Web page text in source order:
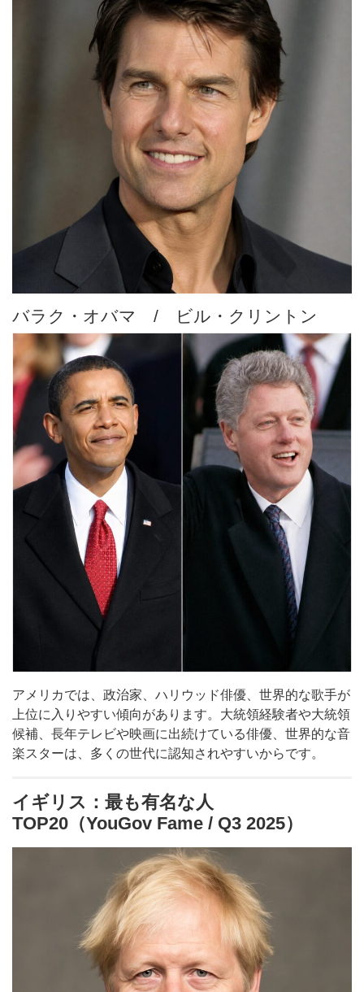
バラク・オバマ / ビル・クリントン
アメリカでは、政治家、ハリウッド俳優、世界的な歌手が
上位に入りやすい傾向があります。大統領経験者や大統領
候補、長年テレビや映画に出続けている俳優、世界的な音
楽スターは、多くの世代に認知されやすいからです。
イギリス：最も有名な人
TOP20（YouGov Fame / Q3 2025）